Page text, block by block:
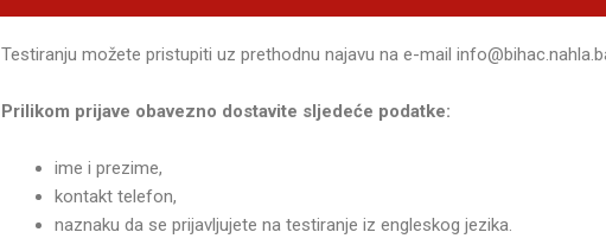
Testiranju možete pristupiti uz prethodnu najavu na e-mail
Prilikom prijave obavezno dostavite sljedeće podatke:
ime i prezime,
kontakt telefon,
naznaku da se prijavljujete na testiranje iz engleskog jezika.